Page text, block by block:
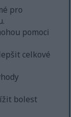
pro
pomoci
celkové
bolest